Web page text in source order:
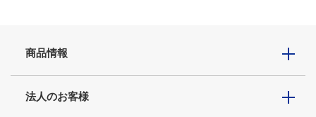
商品情報
法人のお客様